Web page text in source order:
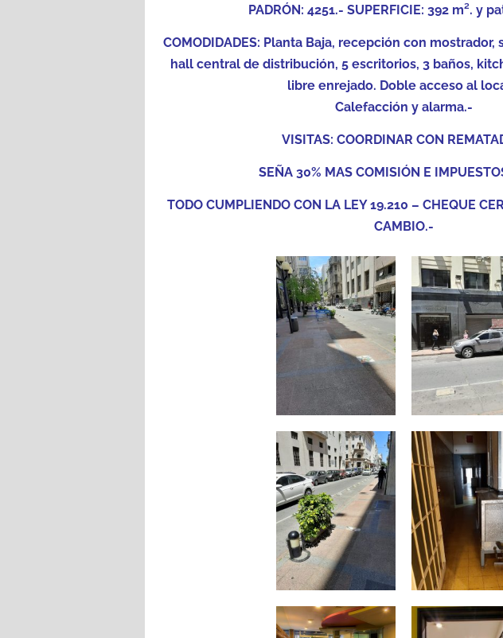
PADRÓN: 4251.- SUPERFICIE: 392 m². y
COMODIDADES: Planta Baja, recepción con mostrador,
hall central de distribución, 5 escritorios, 3 baños,
libre enrejado. Doble acceso al
Calefacción y alarma.-
VISITAS: COORDINAR CON
SEÑA 30% MAS COMISIÓN E
TODO CUMPLIENDO CON LA LEY 19.210 – CHEQUE
CAMBIO.-